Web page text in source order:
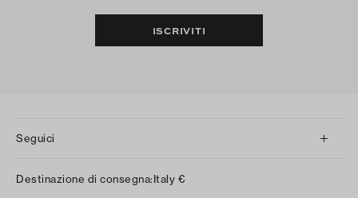
ISCRIVITI
Seguici
Destinazione di consegna:Italy €